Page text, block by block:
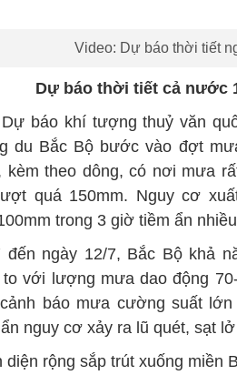
Video: Dự báo thời tiết
Dự báo thời tiết cả nước
báo khí tượng thuỷ văn
du Bắc Bộ bước vào đợt
kèm theo dông, có nơi mưa
quá 150mm. Nguy cơ
trong 3 giờ tiềm ẩn
đến ngày 12/7, Bắc Bộ khả
với lượng mưa dao động
báo mưa cường suất
nguy cơ xảy ra lũ quét, sạt